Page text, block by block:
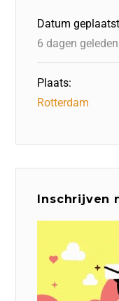
o
k
n
Datum
6 dagen
Plaats:
Rotterdam
Inschrijven